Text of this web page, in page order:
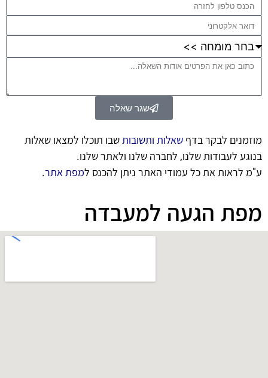
שגר שאלה
מוזמנים לבקר בדף שאלות ותשובות שבו תוכלו למצאו שאלות
בנוגע לעבודות שלנו, לחברה שלנו ולאתר שלנו.
ע"מ לראות את כל עמודי האתר ניתן להכנס למפת אתר.
מפת הגעה למעבדה